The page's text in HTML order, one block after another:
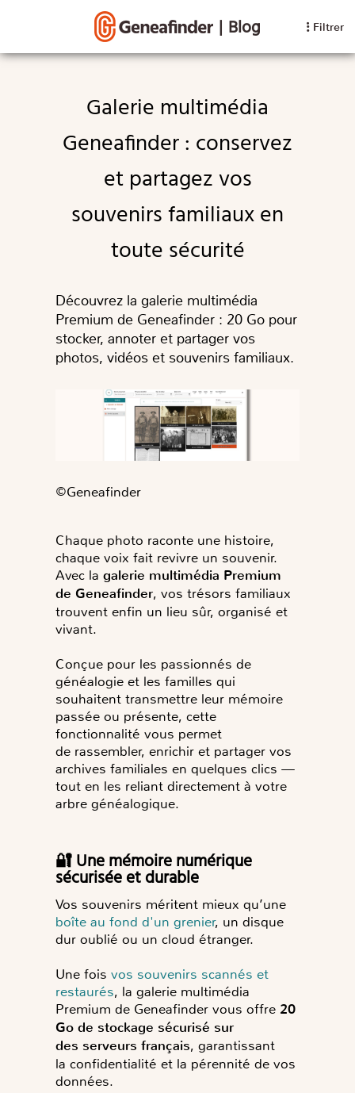
| Blog Filtrer
Galerie multimédia
Geneafinder : conservez
et partagez vos
souvenirs familiaux en
toute sécurité
Découvrez la galerie multimédia
Premium de Geneafinder : 20 Go pour
stocker, annoter et partager vos
photos, vidéos et souvenirs familiaux.
©Geneafinder
Chaque photo raconte une histoire,
chaque voix fait revivre un souvenir.
Avec la galerie multimédia Premium
de Geneafinder, vos trésors familiaux
trouvent enfin un lieu sûr, organisé et
vivant.
Conçue pour les passionnés de
généalogie et les familles qui
souhaitent transmettre leur mémoire
passée ou présente, cette
fonctionnalité vous permet
de rassembler, enrichir et partager vos
archives familiales en quelques clics —
tout en les reliant directement à votre
arbre généalogique.
🔐 Une mémoire numérique
sécurisée et durable
Vos souvenirs méritent mieux qu’une
boîte au fond d'un grenier, un disque
dur oublié ou un cloud étranger.
Une fois vos souvenirs scannés et
restaurés, la galerie multimédia
Premium de Geneafinder vous offre 20
Go de stockage sécurisé sur
des serveurs français, garantissant
la confidentialité et la pérennité de vos
données.